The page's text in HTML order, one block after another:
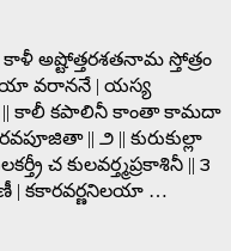
కాళీ అష్టోత్తరశతనామ స్తోత్రం
వరాననే | యస్య
౧ || కాలీ కపాలినీ కాంతా కామదా
|| ౨ || కురుకుల్లా
చ కులవర్త్మప్రకాశినీ || ౩
| కకారవర్ణనిలయా …